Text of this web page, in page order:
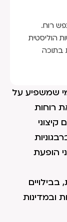
רוח.
הוליסטית
בתוכה
שמשפיע על
רוחות
הופעת
ובמדינות